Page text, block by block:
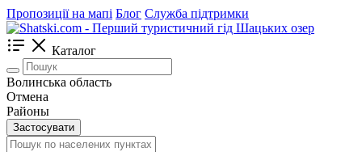
Пропозиції на мапі Блог Служба підтримки
Каталог
Волинська область
Отмена
Районы
Застосувати